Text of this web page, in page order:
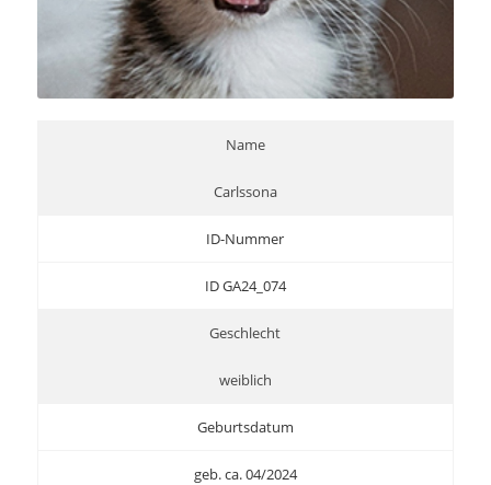
Name
Carlssona
ID-Nummer
ID GA24_074
Geschlecht
weiblich
Geburtsdatum
geb. ca. 04/2024